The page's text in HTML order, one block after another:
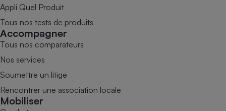
Appli Quel Produit
Tous nos tests de produits
Accompagner
Tous nos comparateurs
Nos services
Soumettre un litige
Rencontrer une association locale
Mobiliser